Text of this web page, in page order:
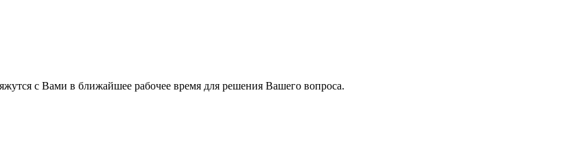
с Вами в ближайшее рабочее время для решения Вашего вопроса.